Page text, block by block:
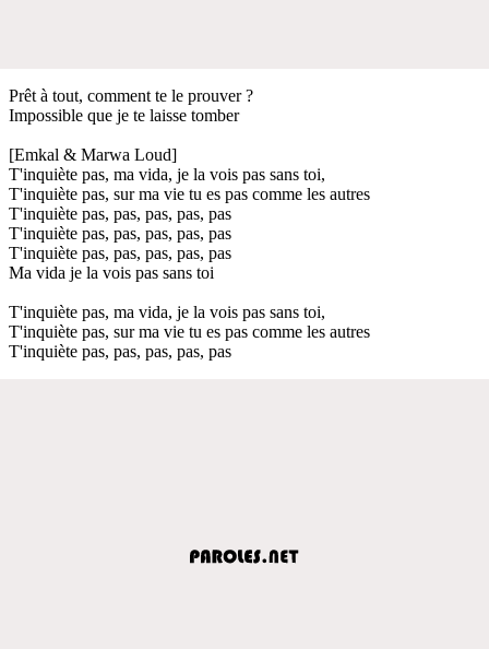
Prêt à tout, comment te le prouver ?
Impossible que je te laisse tomber
[Emkal & Marwa Loud]
T'inquiète pas, ma vida, je la vois pas sans toi,
T'inquiète pas, sur ma vie tu es pas comme les autres
T'inquiète pas, pas, pas, pas, pas
T'inquiète pas, pas, pas, pas, pas
T'inquiète pas, pas, pas, pas, pas
Ma vida je la vois pas sans toi
T'inquiète pas, ma vida, je la vois pas sans toi,
T'inquiète pas, sur ma vie tu es pas comme les autres
T'inquiète pas, pas, pas, pas, pas